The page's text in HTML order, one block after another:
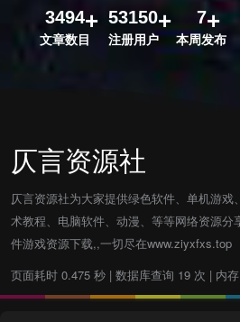
3494
文章数目
53150
注册用户
7
本周发布
仄言资源社
仄言资源社为大家提供绿色软件、单机游
术教程、电脑软件、动漫、等等网络资源
件游戏资源下载,,一切尽在www.ziyxfxs.top
页面耗时 0.475 秒 | 数据库查询 19 次 | 内